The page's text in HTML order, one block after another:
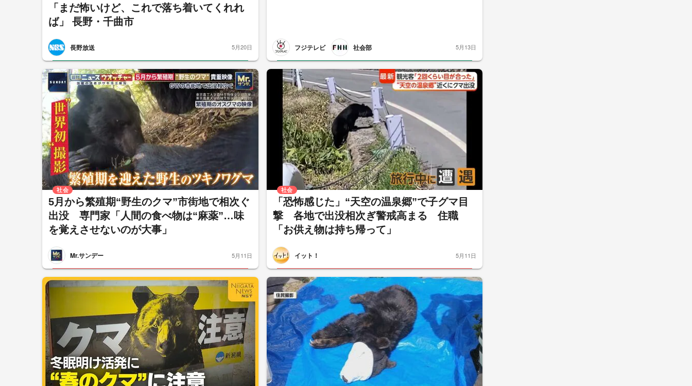
「まだ怖いけど、これで落ち着いてくれれ
ば」 長野・千曲市
長野放送 5月20日 フジテレビ 社会部 5月13日
5月から繁殖期“野生のクマ”市街地で相次ぐ
出没 専門家「人間の食べ物は“麻薬”…味
を覚えさせないのが大事」
Mr.サンデー
社会
5月11日
「恐怖感じた」“天空の温泉郷”で子グマ目
撃 各地で出没相次ぎ警戒高まる 住職
「お供え物は持ち帰って」
イット！
社会
5月11日